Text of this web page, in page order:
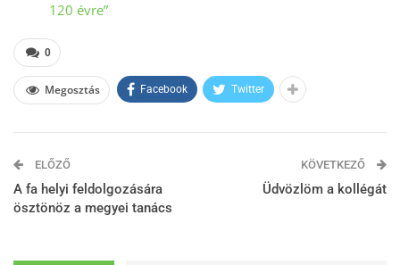
120 évre”
0
Megosztás Facebook Twitter
ELŐZŐ
A fa helyi feldolgozására
ösztönöz a megyei tanács
KÖVETKEZŐ
Üdvözlöm a kollégát